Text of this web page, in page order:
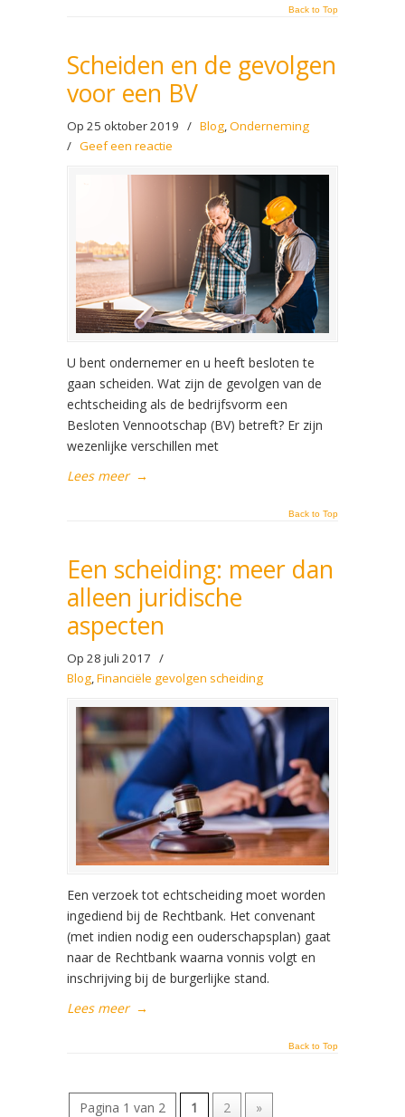
Back to Top
Scheiden en de gevolgen
voor een BV
Op 25 oktober 2019 / Blog,Onderneming
/ Geef een reactie
U bent ondernemer en u heeft besloten te
gaan scheiden. Wat zijn de gevolgen van de
echtscheiding als de bedrijfsvorm een
Besloten Vennootschap (BV) betreft? Er zijn
wezenlijke verschillen met
Lees meer →
Back to Top
Een scheiding: meer dan
alleen juridische
aspecten
Op 28 juli 2017 /
Blog,Financiële gevolgen scheiding
Een verzoek tot echtscheiding moet worden
ingediend bij de Rechtbank. Het convenant
(met indien nodig een ouderschapsplan) gaat
naar de Rechtbank waarna vonnis volgt en
inschrijving bij de burgerlijke stand.
Lees meer →
Back to Top
Pagina 1 van 2 1 2 »